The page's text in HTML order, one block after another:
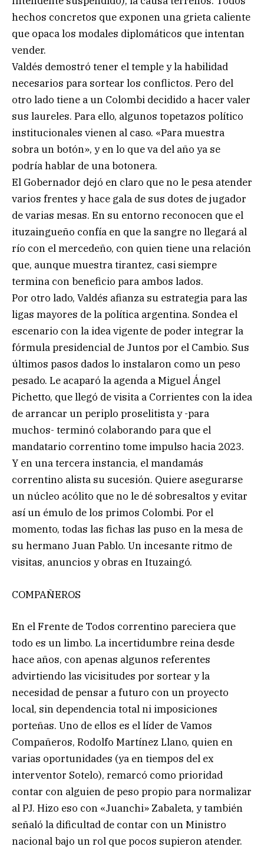
hechos concretos que exponen una grieta caliente
que opaca los modales diplomáticos que intentan
vender.
Valdés demostró tener el temple y la habilidad
necesarios para sortear los conflictos. Pero del
otro lado tiene a un Colombi decidido a hacer valer
sus laureles. Para ello, algunos topetazos político
institucionales vienen al caso. «Para muestra
sobra un botón», y en lo que va del año ya se
podría hablar de una botonera.
El Gobernador dejó en claro que no le pesa atender
varios frentes y hace gala de sus dotes de jugador
de varias mesas. En su entorno reconocen que el
ituzaingueño confía en que la sangre no llegará al
río con el mercedeño, con quien tiene una relación
que, aunque muestra tirantez, casi siempre
termina con beneficio para ambos lados.
Por otro lado, Valdés afianza su estrategia para las
ligas mayores de la política argentina. Sondea el
escenario con la idea vigente de poder integrar la
fórmula presidencial de Juntos por el Cambio. Sus
últimos pasos dados lo instalaron como un peso
pesado. Le acaparó la agenda a Miguel Ángel
Pichetto, que llegó de visita a Corrientes con la idea
de arrancar un periplo proselitista y -para
muchos- terminó colaborando para que el
mandatario correntino tome impulso hacia 2023.
Y en una tercera instancia, el mandamás
correntino alista su sucesión. Quiere asegurarse
un núcleo acólito que no le dé sobresaltos y evitar
así un émulo de los primos Colombi. Por el
momento, todas las fichas las puso en la mesa de
su hermano Juan Pablo. Un incesante ritmo de
visitas, anuncios y obras en Ituzaingó.
COMPAÑEROS
En el Frente de Todos correntino pareciera que
todo es un limbo. La incertidumbre reina desde
hace años, con apenas algunos referentes
advirtiendo las vicisitudes por sortear y la
necesidad de pensar a futuro con un proyecto
local, sin dependencia total ni imposiciones
porteñas. Uno de ellos es el líder de Vamos
Compañeros, Rodolfo Martínez Llano, quien en
varias oportunidades (ya en tiempos del ex
interventor Sotelo), remarcó como prioridad
contar con alguien de peso propio para normalizar
al PJ. Hizo eso con «Juanchi» Zabaleta, y también
señaló la dificultad de contar con un Ministro
nacional bajo un rol que pocos supieron atender.